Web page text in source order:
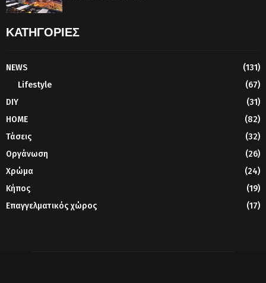
ΚΑΤΗΓΟΡΙΕΣ
NEWS
(131)
Lifestyle
(67)
DIY
(31)
HOME
(82)
Τάσεις
(32)
Οργάνωση
(26)
Χρώμα
(24)
Κήπος
(19)
Επαγγελματικός χώρος
(17)